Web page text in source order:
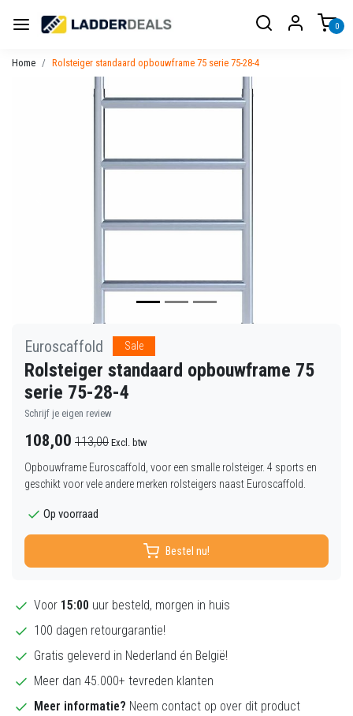
0
Home Rolsteiger standaard opbouwframe 75 serie 75-28-4
Euroscaffold Sale
Rolsteiger standaard opbouwframe 75
serie 75-28-4
Schrijf je eigen review
108,00 113,00 Excl. btw
Opbouwframe Euroscaffold, voor een smalle rolsteiger. 4 sports en
geschikt voor vele andere merken rolsteigers naast Euroscaffold.
Op voorraad
Bestel nu!
Voor 15:00 uur besteld, morgen in huis
100 dagen retourgarantie!
Gratis geleverd in Nederland én België!
Meer dan 45.000+ tevreden klanten
Meer informatie? Neem contact op over dit product